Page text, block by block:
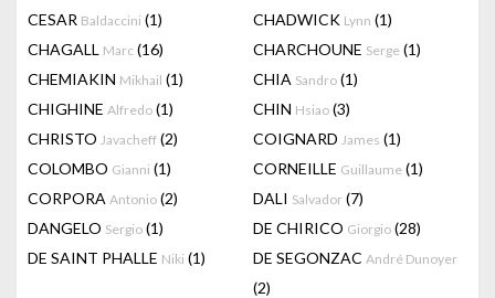
CESAR Baldaccini (1) CHADWICK Lynn (1)
CHAGALL Marc (16) CHARCHOUNE Serge (1)
CHEMIAKIN Mikhail (1) CHIA Sandro (1)
CHIGHINE Alfredo (1) CHIN Hsiao (3)
CHRISTO Javacheff (2) COIGNARD James (1)
COLOMBO Gianni (1) CORNEILLE Guillaume (1)
CORPORA Antonio (2) DALI Salvador (7)
DANGELO Sergio (1) DE CHIRICO Giorgio (28)
DE SAINT PHALLE Niki (1) DE SEGONZAC André Dunoyer
(2)